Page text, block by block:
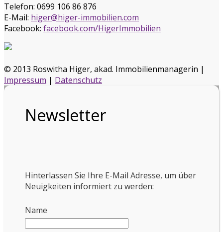
Telefon: 0699 106 86 876
E-Mail: higer@higer-immobilien.com
Facebook: facebook.com/HigerImmobilien
© 2013 Roswitha Higer, akad. Immobilienmanagerin |
Impressum | Datenschutz
Newsletter
Hinterlassen Sie Ihre E-Mail Adresse, um über
Neuigkeiten informiert zu werden:
Name